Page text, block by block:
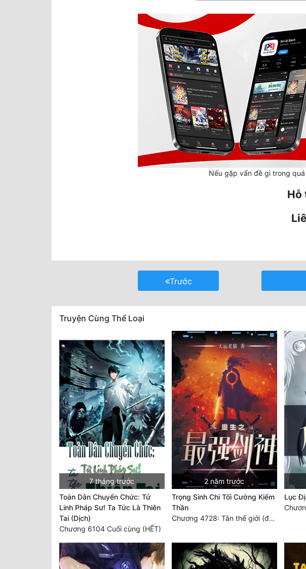
Nếu gặp vấn đề gì trong
Hỗ
Trước
Truyện Cùng Thể Loại
7 tháng trước
Toàn Dân Chuyển Chức: Tử
Linh Pháp Sư! Ta Tức Là Thiên
Tai (Dịch)
Chương 6104 Cuối cùng (HẾT)
2 năm trước
Trọng Sinh Chi Tối Cường Kiếm
Thần
Chương 4728: Tân thế giới (đại kết cục) (10)
Lục